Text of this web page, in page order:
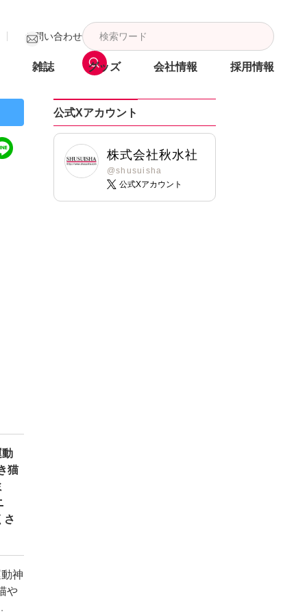
お問い合わせ
雑誌 グッズ 会社情報 採用情報
猫
さ
神
や
公式Xアカウント
株式会社秋水社
@shusuisha
公式Xアカウント